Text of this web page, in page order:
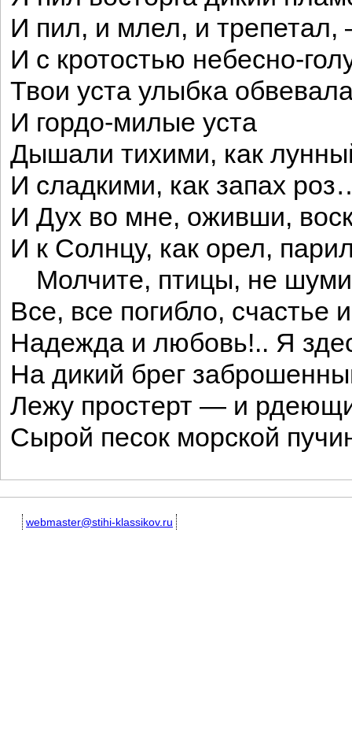
И пил, и млел, и
И с кротостью небесно-
Твои уста улыбка
И гордо-милые уста
Дышали тихими, как
И сладкими, как запах
И Дух во мне, оживши,
И к Солнцу, как орел,
Молчите, птицы, не
Все, все погибло, счастье
Надежда и любовь!.. Я
На дикий брег
Лежу простерт — и
Сырой песок морской
webmaster@stihi-klassikov.ru